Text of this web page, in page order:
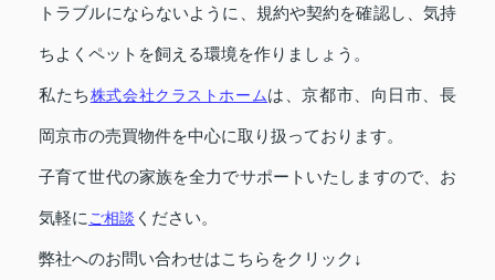
トラブルにならないように、規約や契約を確認し、気持
ちよくペットを飼える環境を作りましょう。
私たち株式会社クラストホームは、京都市、向日市、長
岡京市の売買物件を中心に取り扱っております。
子育て世代の家族を全力でサポートいたしますので、お
気軽にご相談 ください。
弊社へのお問い合わせはこちらをクリック↓